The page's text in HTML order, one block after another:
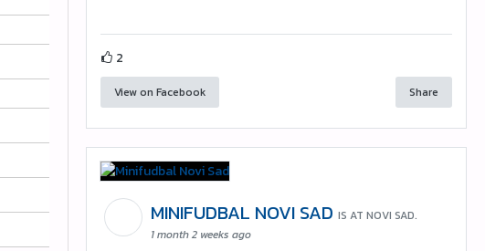
2
View on Facebook Share
MINIFUDBAL NOVI SADIS AT NOVI SAD.
1 month 2 weeks ago